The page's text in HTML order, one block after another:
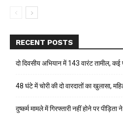
RECENT POSTS
दो दिवसीय अभियान में 143 वारंट तामील, कई
48 घंटे में चोरी की दो वारदातों का खुलासा,
दुष्कर्म मामले में गिरफ्तारी नहीं होने पर पीड़िता